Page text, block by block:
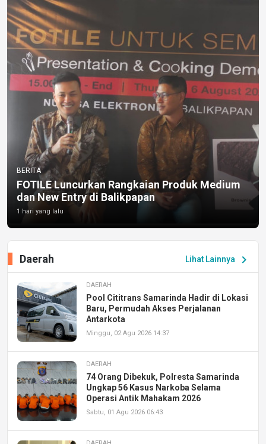
BERITA
FOTILE Luncurkan Rangkaian Produk Medium
dan New Entry di Balikpapan
1 hari yang lalu
Lihat Lainnya chevron_right
Daerah
DAERAH
Pool Cititrans Samarinda Hadir di Lokasi
Baru, Permudah Akses Perjalanan
Antarkota
Minggu, 02 Agu 2026 14:37
DAERAH
74 Orang Dibekuk, Polresta Samarinda
Ungkap 56 Kasus Narkoba Selama
Operasi Antik Mahakam 2026
Sabtu, 01 Agu 2026 06:43